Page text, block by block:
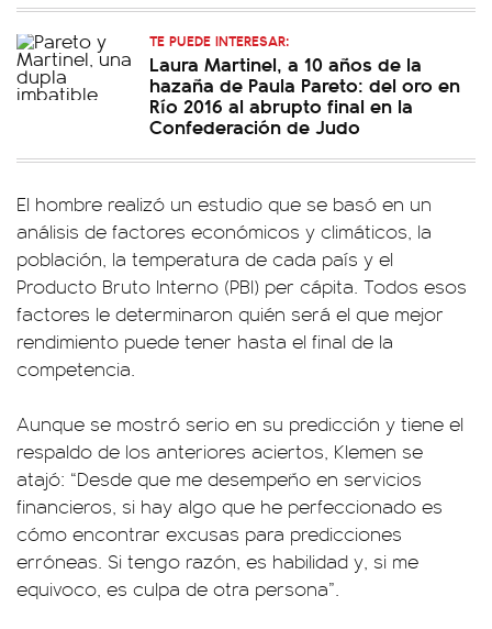
TE PUEDE INTERESAR:
Laura Martinel, a 10 años de la
hazaña de Paula Pareto: del oro en
Río 2016 al abrupto final en la
Confederación de Judo
El hombre realizó un estudio que se basó en un
análisis de factores económicos y climáticos, la
población, la temperatura de cada país y el
Producto Bruto Interno (PBI) per cápita. Todos esos
factores le determinaron quién será el que mejor
rendimiento puede tener hasta el final de la
competencia.
Aunque se mostró serio en su predicción y tiene el
respaldo de los anteriores aciertos, Klemen se
atajó: “Desde que me desempeño en servicios
financieros, si hay algo que he perfeccionado es
cómo encontrar excusas para predicciones
erróneas. Si tengo razón, es habilidad y, si me
equivoco, es culpa de otra persona”.